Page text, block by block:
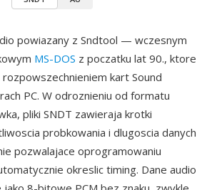
powiazany z Sndtool — wczesnym
MS-DOS z poczatku lat 90., ktore
kart Sound
PC. W odroznieniu od formatu
pliki SNDT zawieraja krotki
probkowania i dlugoscia danych
pozwalajace oprogramowaniu
okreslic timing. Dane audio